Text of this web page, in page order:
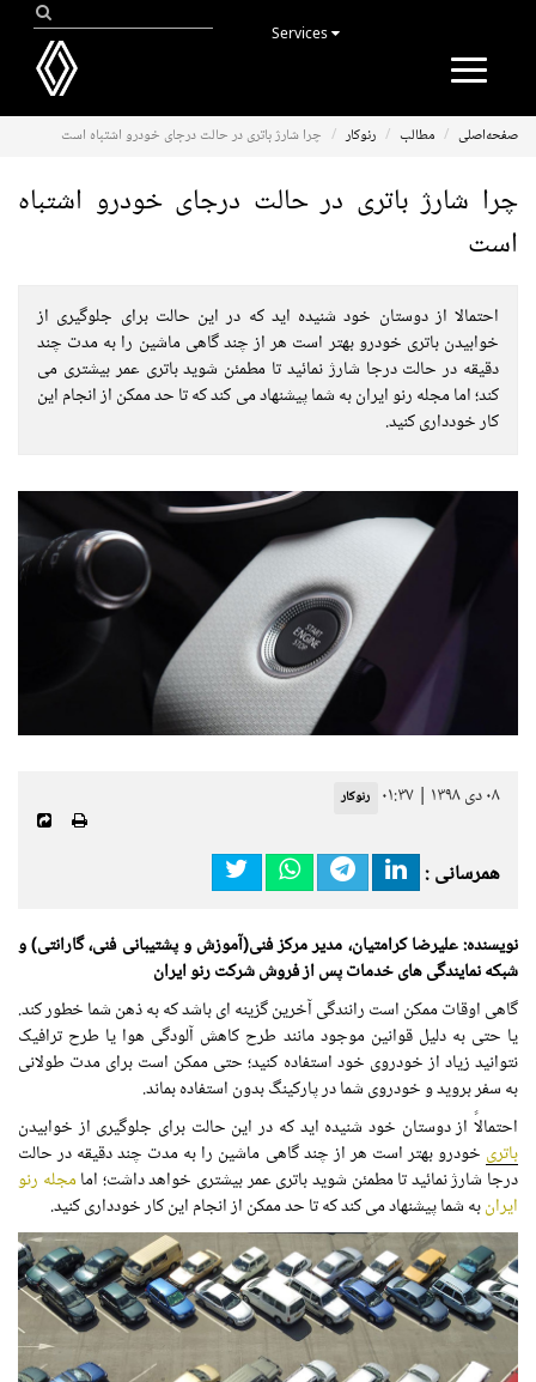
Toggle
صفحه‌اصلی مطالب رنوکار چرا شارژ باتری در حالت درجای خودرو اشتباه است
چرا شارژ باتری در حالت درجای خودرو اشتباه
است
احتمالا از دوستان خود شنیده اید که در این حالت برای جلوگیری از
خوابیدن باتری خودرو بهتر است هر از چند گاهی ماشین را به مدت چند
دقیقه در حالت درجا شارژ نمائید تا مطمئن شوید باتری عمر بیشتری می
کند؛ اما مجله رنو ایران به شما پیشنهاد می کند که تا حد ممکن از انجام این
کار خودداری کنید.
۰۸ دی ۱۳۹۸ | ۰۱:۳۷ رنوکار
همرسانی :
نویسنده: علیرضا کرامتیان، مدیر مرکز فنی(آموزش و پشتیبانی فنی، گارانتی) و
شبکه نمایندگی های خدمات پس از فروش شرکت رنو ایران
گاهی اوقات ممکن است رانندگی آخرین گزینه ای باشد که به ذهن شما خطور کند.
یا حتی به دلیل قوانین موجود مانند طرح کاهش آلودگی هوا یا طرح ترافیک
نتوانید زیاد از خودروی خود استفاده کنید؛ حتی ممکن است برای مدت طولانی
به سفر بروید و خودروی شما در پارکینگ بدون استفاده بماند.
احتمالاً از دوستان خود شنیده اید که در این حالت برای جلوگیری از خوابیدن
باتری خودرو بهتر است هر از چند گاهی ماشین را به مدت چند دقیقه در حالت
درجا شارژ نمائید تا مطمئن شوید باتری عمر بیشتری خواهد داشت؛ امامجله رنو
ایرانبه شما پیشنهاد می کند که تا حد ممکن از انجام این کار خودداری کنید.